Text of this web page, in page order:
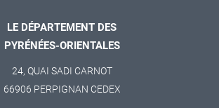
LE DÉPARTEMENT DES
PYRÉNÉES-ORIENTALES
24, QUAI SADI CARNOT
66906 PERPIGNAN CEDEX